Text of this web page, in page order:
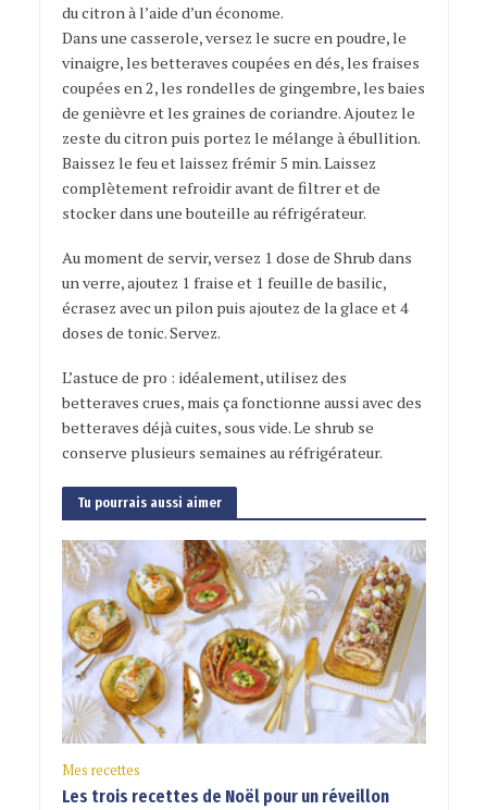
du citron à l’aide d’un économe.
Dans une casserole, versez le sucre en poudre, le
vinaigre, les betteraves coupées en dés, les fraises
coupées en 2, les rondelles de gingembre, les baies
de genièvre et les graines de coriandre. Ajoutez le
zeste du citron puis portez le mélange à ébullition.
Baissez le feu et laissez frémir 5 min. Laissez
complètement refroidir avant de filtrer et de
stocker dans une bouteille au réfrigérateur.
Au moment de servir, versez 1 dose de Shrub dans
un verre, ajoutez 1 fraise et 1 feuille de basilic,
écrasez avec un pilon puis ajoutez de la glace et 4
doses de tonic. Servez.
L’astuce de pro : idéalement, utilisez des
betteraves crues, mais ça fonctionne aussi avec des
betteraves déjà cuites, sous vide. Le shrub se
conserve plusieurs semaines au réfrigérateur.
Tu pourrais aussi aimer
Mes recettes
Les trois recettes de Noël pour un réveillon